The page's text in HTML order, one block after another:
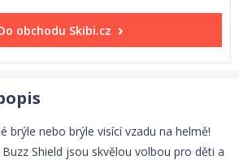
obchodu Skibi.cz
brýle nebo brýle visící vzadu na helmě!
Shield jsou skvělou volbou pro děti a